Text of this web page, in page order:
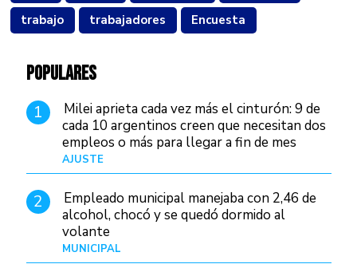
trabajo
trabajadores Encuesta
POPULARES
1
Milei aprieta cada vez más el cinturón: 9 de
cada 10 argentinos creen que necesitan dos
empleos o más para llegar a fin de mes
AJUSTE
2
Empleado municipal manejaba con 2,46 de
alcohol, chocó y se quedó dormido al
volante
MUNICIPAL